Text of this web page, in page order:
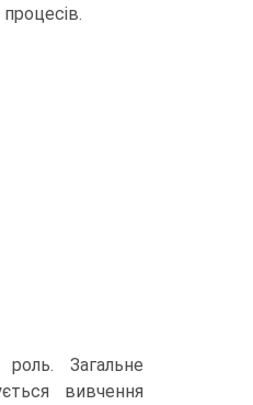
роль. За­гальне
вивчення